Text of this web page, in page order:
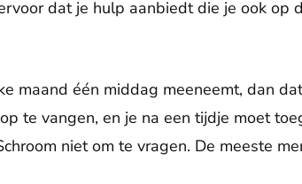
dat je hulp aanbiedt die je ook op
maand één middag meeneemt, dan
te vangen, en je na een tijdje moet
niet om te vragen. De meeste